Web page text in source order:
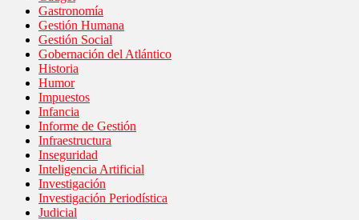
Gastronomía
Gestión Humana
Gestión Social
Gobernación del Atlántico
Historia
Humor
Impuestos
Infancia
Informe de Gestión
Infraestructura
Inseguridad
Inteligencia Artificial
Investigación
Investigación Periodística
Judicial